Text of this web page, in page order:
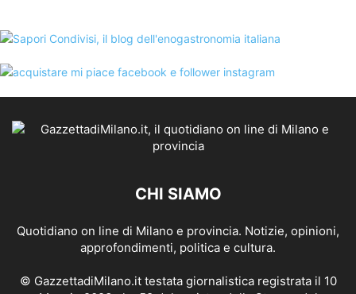
CHI SIAMO
Quotidiano on line di Milano e provincia. Notizie, opinioni,
approfondimenti, politica e cultura.
© GazzettadiMilano.it testata giornalistica registrata il 10